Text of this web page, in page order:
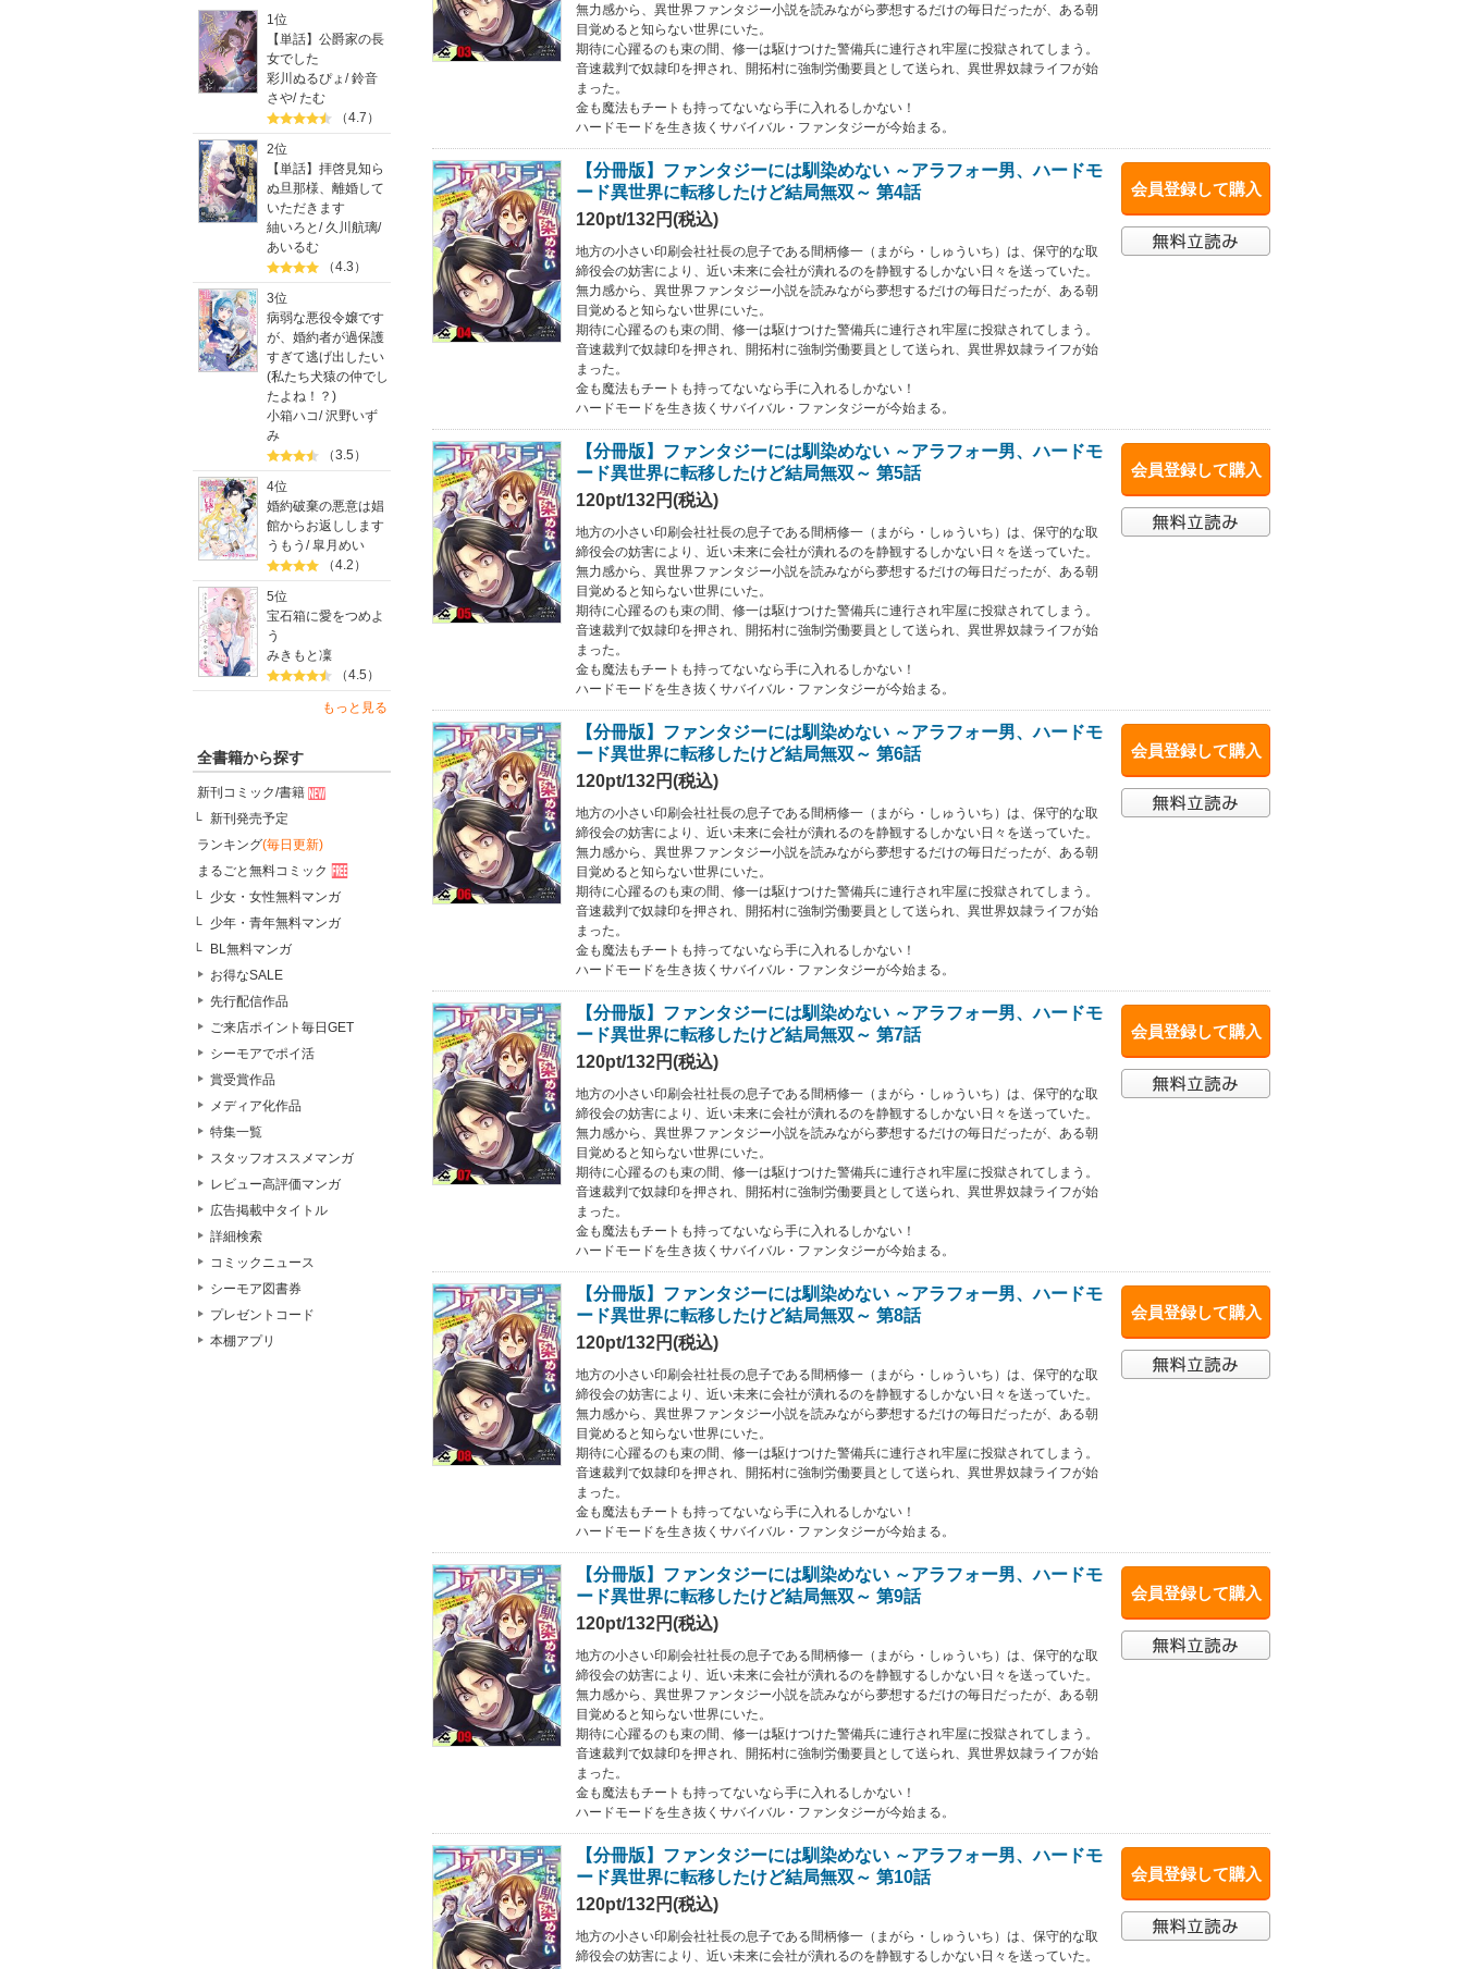
1位
【単話】公爵家の長
女でした
彩川ぬるぴょ /鈴音
さや/たむ
（4.7）
2位
【単話】拝啓見知ら
ぬ旦那様、離婚して
いただきます
紬いろと / 久川航璃/
あいるむ
（4.3）
3位
病弱な悪役令嬢です
が、婚約者が過保護
すぎて逃げ出したい
(私たち犬猿の仲でし
たよね！？)
小箱ハコ/沢野いず
み
（3.5）
4位
婚約破棄の悪意は娼
館からお返しします
うもう /皐月めい
（4.2）
5位
宝石箱に愛をつめよ
う
みきもと凜
（4.5）
もっと見る
全書籍から探す
新刊コミック/書籍
新刊発売予定
ランキング(毎日更新)
まるごと無料コミック
少女・女性無料マンガ
少年・青年無料マンガ
BL無料マンガ
お得なSALE
先行配信作品
ご来店ポイント毎日GET
シーモアでポイ活
賞受賞作品
メディア化作品
特集一覧
スタッフオススメマンガ
レビュー高評価マンガ
広告掲載中タイトル
詳細検索
コミックニュース
シーモア図書券
プレゼントコード
本棚アプリ
無力感から、異世界ファンタジー小説を読みながら夢想するだけの毎日だったが、ある朝
目覚めると知らない世界にいた。
期待に心躍るのも束の間、修一は駆けつけた警備兵に連行され牢屋に投獄されてしまう。
音速裁判で奴隷印を押され、開拓村に強制労働要員として送られ、異世界奴隷ライフが始
まった。
金も魔法もチートも持ってないなら手に入れるしかない！
ハードモードを生き抜くサバイバル・ファンタジーが今始まる。
会員登録して購入
【分冊版】ファンタジーには馴染めない ～アラフォー男、ハードモ
ード異世界に転移したけど結局無双～ 第4話
120pt/132円(税込)
地方の小さい印刷会社社長の息子である間柄修一（まがら・しゅういち）は、保守的な取
締役会の妨害により、近い未来に会社が潰れるのを静観するしかない日々を送っていた。
無力感から、異世界ファンタジー小説を読みながら夢想するだけの毎日だったが、ある朝
目覚めると知らない世界にいた。
期待に心躍るのも束の間、修一は駆けつけた警備兵に連行され牢屋に投獄されてしまう。
音速裁判で奴隷印を押され、開拓村に強制労働要員として送られ、異世界奴隷ライフが始
まった。
金も魔法もチートも持ってないなら手に入れるしかない！
ハードモードを生き抜くサバイバル・ファンタジーが今始まる。
会員登録して購入
【分冊版】ファンタジーには馴染めない ～アラフォー男、ハードモ
ード異世界に転移したけど結局無双～ 第5話
120pt/132円(税込)
地方の小さい印刷会社社長の息子である間柄修一（まがら・しゅういち）は、保守的な取
締役会の妨害により、近い未来に会社が潰れるのを静観するしかない日々を送っていた。
無力感から、異世界ファンタジー小説を読みながら夢想するだけの毎日だったが、ある朝
目覚めると知らない世界にいた。
期待に心躍るのも束の間、修一は駆けつけた警備兵に連行され牢屋に投獄されてしまう。
音速裁判で奴隷印を押され、開拓村に強制労働要員として送られ、異世界奴隷ライフが始
まった。
金も魔法もチートも持ってないなら手に入れるしかない！
ハードモードを生き抜くサバイバル・ファンタジーが今始まる。
会員登録して購入
【分冊版】ファンタジーには馴染めない ～アラフォー男、ハードモ
ード異世界に転移したけど結局無双～ 第6話
120pt/132円(税込)
地方の小さい印刷会社社長の息子である間柄修一（まがら・しゅういち）は、保守的な取
締役会の妨害により、近い未来に会社が潰れるのを静観するしかない日々を送っていた。
無力感から、異世界ファンタジー小説を読みながら夢想するだけの毎日だったが、ある朝
目覚めると知らない世界にいた。
期待に心躍るのも束の間、修一は駆けつけた警備兵に連行され牢屋に投獄されてしまう。
音速裁判で奴隷印を押され、開拓村に強制労働要員として送られ、異世界奴隷ライフが始
まった。
金も魔法もチートも持ってないなら手に入れるしかない！
ハードモードを生き抜くサバイバル・ファンタジーが今始まる。
会員登録して購入
【分冊版】ファンタジーには馴染めない ～アラフォー男、ハードモ
ード異世界に転移したけど結局無双～ 第7話
120pt/132円(税込)
地方の小さい印刷会社社長の息子である間柄修一（まがら・しゅういち）は、保守的な取
締役会の妨害により、近い未来に会社が潰れるのを静観するしかない日々を送っていた。
無力感から、異世界ファンタジー小説を読みながら夢想するだけの毎日だったが、ある朝
目覚めると知らない世界にいた。
期待に心躍るのも束の間、修一は駆けつけた警備兵に連行され牢屋に投獄されてしまう。
音速裁判で奴隷印を押され、開拓村に強制労働要員として送られ、異世界奴隷ライフが始
まった。
金も魔法もチートも持ってないなら手に入れるしかない！
ハードモードを生き抜くサバイバル・ファンタジーが今始まる。
会員登録して購入
【分冊版】ファンタジーには馴染めない ～アラフォー男、ハードモ
ード異世界に転移したけど結局無双～ 第8話
120pt/132円(税込)
地方の小さい印刷会社社長の息子である間柄修一（まがら・しゅういち）は、保守的な取
締役会の妨害により、近い未来に会社が潰れるのを静観するしかない日々を送っていた。
無力感から、異世界ファンタジー小説を読みながら夢想するだけの毎日だったが、ある朝
目覚めると知らない世界にいた。
期待に心躍るのも束の間、修一は駆けつけた警備兵に連行され牢屋に投獄されてしまう。
音速裁判で奴隷印を押され、開拓村に強制労働要員として送られ、異世界奴隷ライフが始
まった。
金も魔法もチートも持ってないなら手に入れるしかない！
ハードモードを生き抜くサバイバル・ファンタジーが今始まる。
会員登録して購入
【分冊版】ファンタジーには馴染めない ～アラフォー男、ハードモ
ード異世界に転移したけど結局無双～ 第9話
120pt/132円(税込)
地方の小さい印刷会社社長の息子である間柄修一（まがら・しゅういち）は、保守的な取
締役会の妨害により、近い未来に会社が潰れるのを静観するしかない日々を送っていた。
無力感から、異世界ファンタジー小説を読みながら夢想するだけの毎日だったが、ある朝
目覚めると知らない世界にいた。
期待に心躍るのも束の間、修一は駆けつけた警備兵に連行され牢屋に投獄されてしまう。
音速裁判で奴隷印を押され、開拓村に強制労働要員として送られ、異世界奴隷ライフが始
まった。
金も魔法もチートも持ってないなら手に入れるしかない！
ハードモードを生き抜くサバイバル・ファンタジーが今始まる。
会員登録して購入
【分冊版】ファンタジーには馴染めない ～アラフォー男、ハードモ
ード異世界に転移したけど結局無双～ 第10話
120pt/132円(税込)
地方の小さい印刷会社社長の息子である間柄修一（まがら・しゅういち）は、保守的な取
締役会の妨害により、近い未来に会社が潰れるのを静観するしかない日々を送っていた。